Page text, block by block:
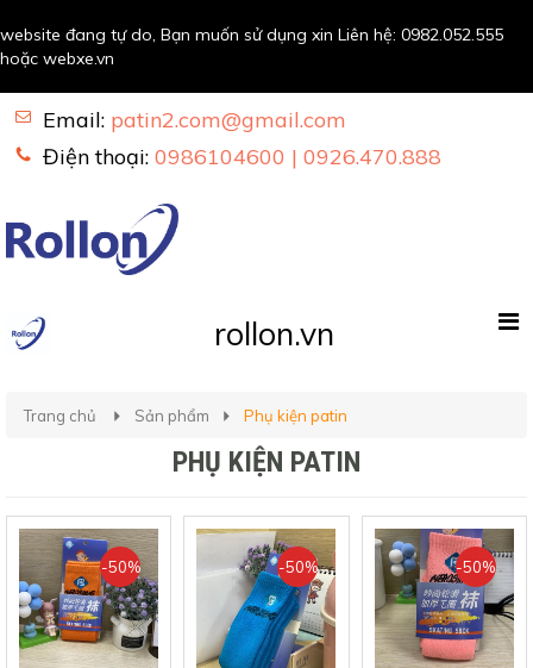
website đang tự do, Bạn muốn sử dụng xin Liên hệ: 0982.052.555
hoặc webxe.vn
Email: patin2.com@gmail.com
Điện thoại: 0986104600 | 0926.470.888
rollon.vn
Trang chủ Sản phẩm Phụ kiện patin
PHỤ KIỆN PATIN
-50% -50% -50%